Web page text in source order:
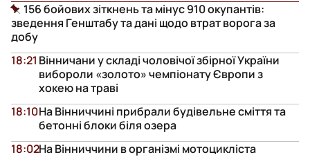
156 бойових зіткнень та мінус 910 окупантів:
зведення Генштабу та дані щодо втрат ворога за
добу
Вінничани у складі чоловічої збірної України
вибороли «золото» чемпіонату Європи з
хокею на траві
18:21
На Вінниччині прибрали будівельне сміття та
бетонні блоки біля озера
18:10
На Вінниччини в організмі мотоцикліста
18:02